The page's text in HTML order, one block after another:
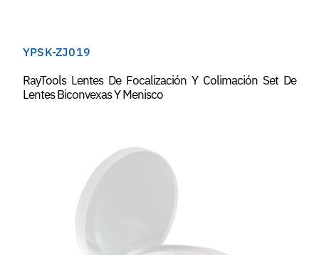
YPSK-ZJ019
RayTools Lentes De Focalización Y Colimación Set De
Lentes Biconvexas Y Menisco